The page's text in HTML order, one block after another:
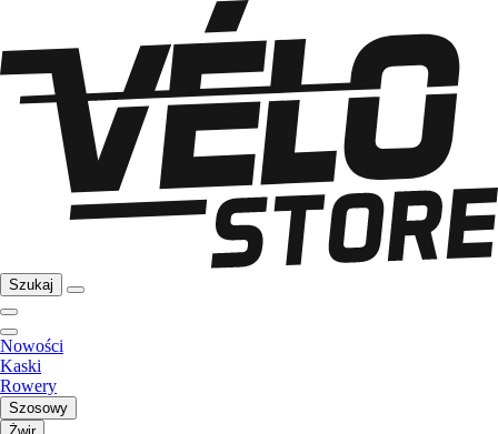
Szukaj
Nowości
Kaski
Rowery
Szosowy